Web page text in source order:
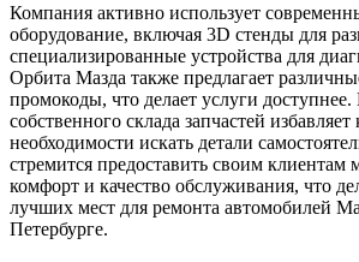
Компания активно использует
оборудование, включая 3D стенды для
специализированные устройства для
Орбита Мазда также предлагает
промокоды, что делает услуги
собственного склада запчастей
необходимости искать детали
стремится предоставить своим клиентам
комфорт и качество обслуживания, что
лучших мест для ремонта автомобилей
Петербурге.